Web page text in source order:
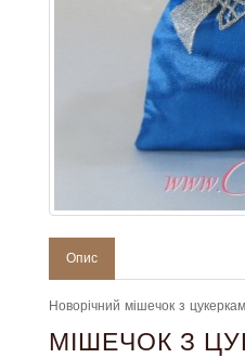
Опис
Новорічний мішечок з
МІШЕЧОК З